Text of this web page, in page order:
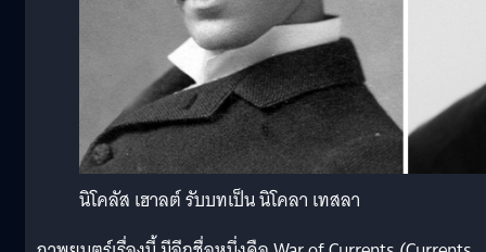
นิโคลัส เฮาลต์ รับบทเป็น นิโคลา เทสลา